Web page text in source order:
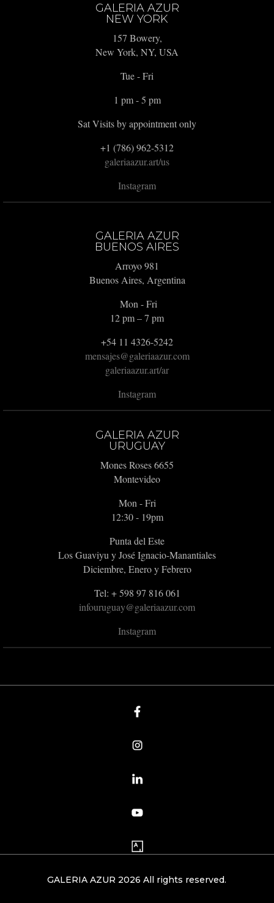
GALERIA AZUR
NEW YORK
157 Bowery,
New York, NY, USA
Tue - Fri
1 pm - 5 pm
Sat Visits by appointment only
+1 (786) 962-5312
galeriaazur.art/us
Instagram
GALERIA AZUR
BUENOS AIRES
Arroyo 981
Buenos Aires, Argentina
Mon - Fri
12 pm – 7 pm
+54 11 4326-5242
mensajes@galeriaazur.com
galeriaazur.art/ar
Instagram
GALERIA AZUR
URUGUAY
Mones Roses 6655
Montevideo
Mon - Fri
12:30 - 19pm
Punta del Este
Los Guaviyu y José Ignacio-Manantiales
Diciembre, Enero y Febrero
Tel: + 598 97 816 061
infouruguay@galeriaazur.com
Instagram
GALERIA AZUR 2026 All rights reserved.